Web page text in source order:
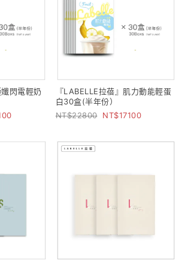
閃電輕奶
『LABELLE拉蓓』肌力動能輕蛋
白30盒(半年份）
22800
17100